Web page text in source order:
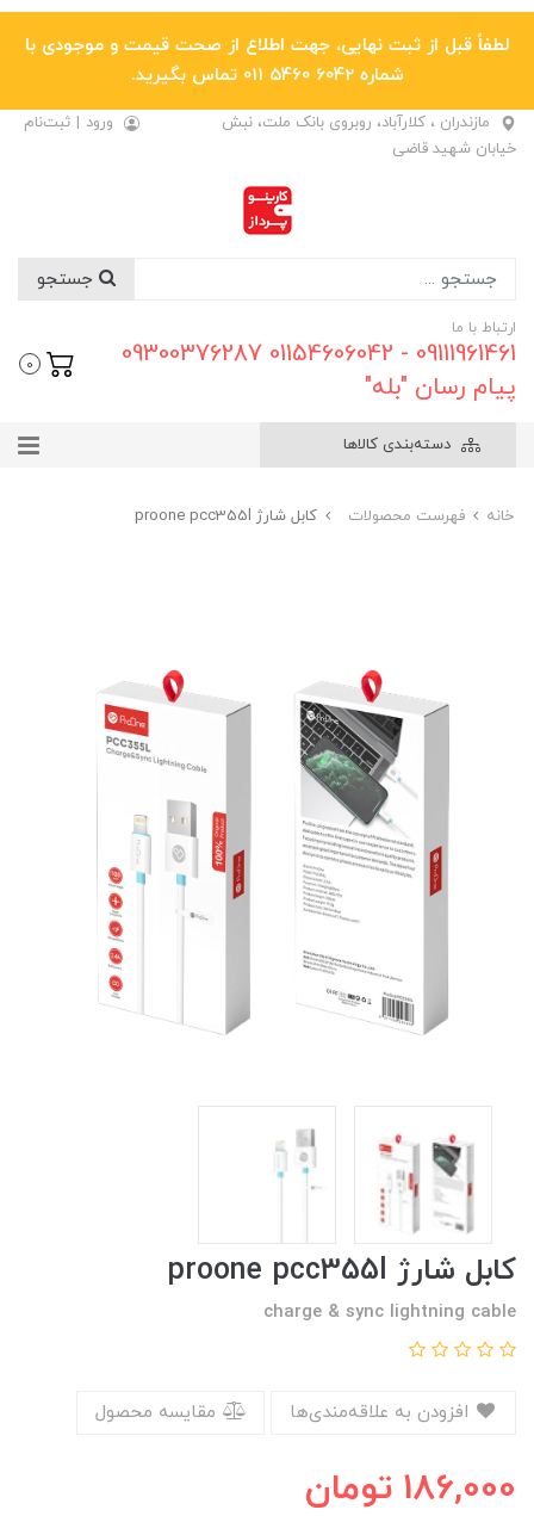
لطفاً قبل از ثبت نهایی، جهت اطلاع از صحت قیمت و موجودی با
شماره 6042 5460 011 تماس بگیرید.
مازندران ، کلارآباد، روبروی بانک ملت، نبش
خیابان شهید قاضی
ورود | ثبت‌نام
ارتباط با ما
09111961461 - 01154606042 09300376287
پیام رسان "بله"
0
دسته‌بندی کالاها
خانه فهرست محصولات کابل شارژ proone pcc355l
کابل شارژ proone pcc355l
charge & sync lightning cable
مقایسه محصول
186,000 تومان